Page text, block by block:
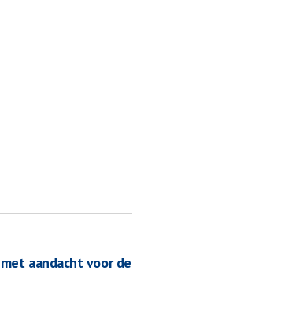
aandacht voor de